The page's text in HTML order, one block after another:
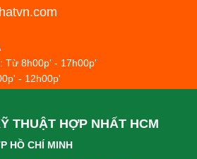
Từ 8h00p' - 17h00p'
- 12h00p'
THUẬT HỢP NHẤT HCM
HỒ CHÍ MINH